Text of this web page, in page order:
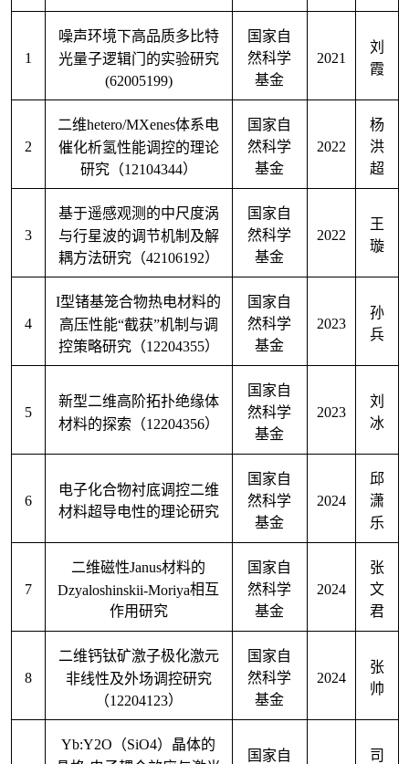
1
噪声环境下高品质多比特
光量子逻辑门的实验研究
(62005199)
国家自
然科学
基金
2021
刘
霞
2
二维hetero/MXenes体系电
催化析氢性能调控的理论
研究（12104344）
国家自
然科学
基金
2022
杨
洪
超
3
基于遥感观测的中尺度涡
与行星波的调节机制及解
耦方法研究（42106192）
国家自
然科学
基金
2022
王
璇
4
I型锗基笼合物热电材料的
高压性能“截获”机制与调
控策略研究（12204355）
国家自
然科学
基金
2023
孙
兵
5
新型二维高阶拓扑绝缘体
材料的探索（12204356）
国家自
然科学
基金
2023
刘
冰
6
电子化合物衬底调控二维
材料超导电性的理论研究
国家自
然科学
基金
2024
邱
潇
乐
7
二维磁性Janus材料的
Dzyaloshinskii-Moriya相互
作用研究
国家自
然科学
基金
2024
张
文
君
8
二维钙钛矿激子极化激元
非线性及外场调控研究
（12204123）
国家自
然科学
基金
2024
张
帅
Yb:Y2O （SiO4）晶体的
国家自 司